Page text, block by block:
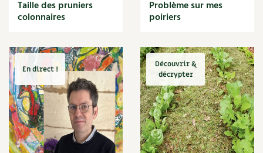
Cuisine saine
Décoration
DIY
Eau
Énergie
Enfants
Expérimentation
Fleur
Jardin bio
Légumes
Taille des pruniers
colonnaires
Problème sur mes
poiriers
En direct !
Découvrir &
décrypter